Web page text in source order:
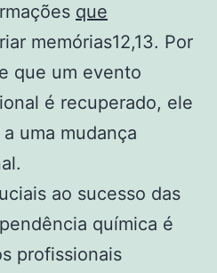
que
memórias12,13. Por
que um evento
é recuperado, ele
uma mudança
ao sucesso das
química é
profissionais